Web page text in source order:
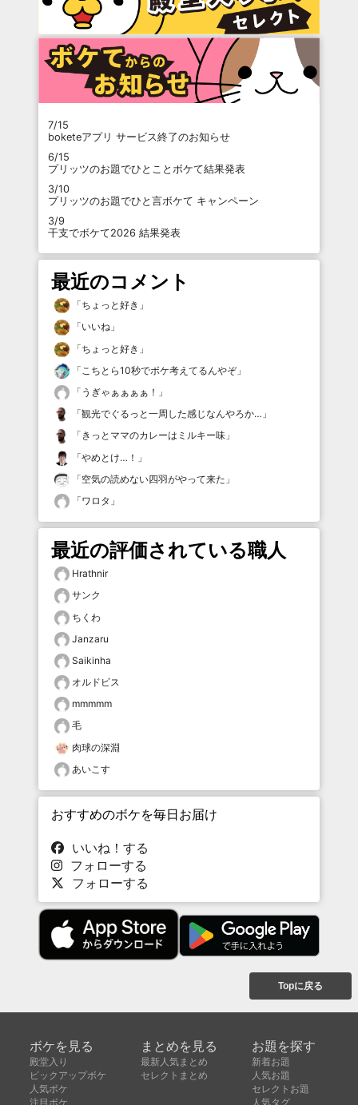
7/15
boketeアプリ サービス終了のお知らせ
6/15
プリッツのお題でひとことボケて結果発表
3/10
プリッツのお題でひと言ボケて キャンペーン
3/9
干支でボケて2026 結果発表
最近のコメント
「ちょっと好き 」
「いいね 」
「ちょっと好き 」
「 こちとら10秒でボケ考えてるんやぞ」
「 うぎゃぁぁぁぁ！ 」
「観光でぐるっと一周した感じなんやろか… 」
「 きっとママのカレーはミルキー味 」
「やめとけ…！ 」
「空気の読めない四羽がやって来た 」
「ワロタ 」
最近の評価されている職人
Hrathnir
サンク
ちくわ
Janzaru
Saikinha
オルドビス
mmmmm
毛
肉球の深淵
あいこす
おすすめのボケを毎日お届け
いいね！する
フォローする
フォローする
Topに戻る
ボケを見る
殿堂入り
ピックアップボケ
人気ボケ
注目ボケ
まとめを見る
最新人気まとめ
セレクトまとめ
お題を探す
新着お題
人気お題
セレクトお題
人気タグ